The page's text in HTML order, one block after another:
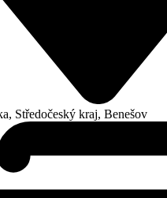
Středočeský kraj, Benešov